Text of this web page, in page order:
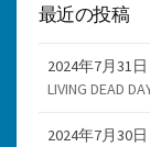
最近の投稿
2024年7月31日
LIVING DEAD
2024年7月30日